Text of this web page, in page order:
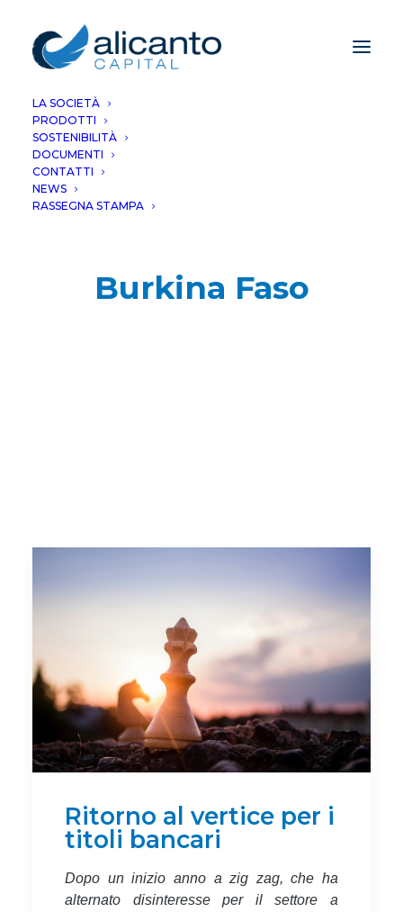
LA SOCIETÀ
PRODOTTI
SOSTENIBILITÀ
DOCUMENTI
CONTATTI
NEWS
RASSEGNA STAMPA
Burkina Faso
Ritorno al vertice per i
titoli bancari
Dopo un inizio anno a zig zag, che ha
alternato disinteresse per il settore a